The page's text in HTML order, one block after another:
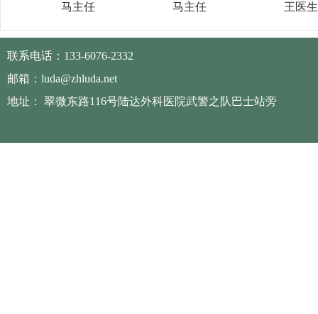
马主任 马主任 王医生
联系电话：133-6076-2332
邮箱：luda@zhluda.net
地址： 翠微东路116号陆达外科医院武警之队巴士站旁